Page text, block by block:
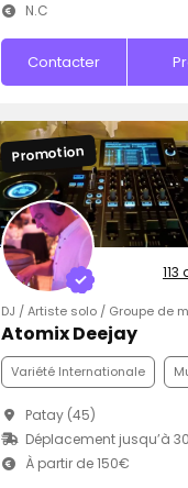
N.C
Contacter
113
Promotion
DJ / Artiste solo / Groupe de
Atomix Deejay
Variété Internationale
Patay (45)
Déplacement jusqu’à
À partir de 150€